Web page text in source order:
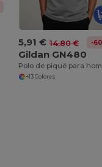
5,91 € 14,80 € -
Gildan GN480
Polo de piqué para
+13 Colores